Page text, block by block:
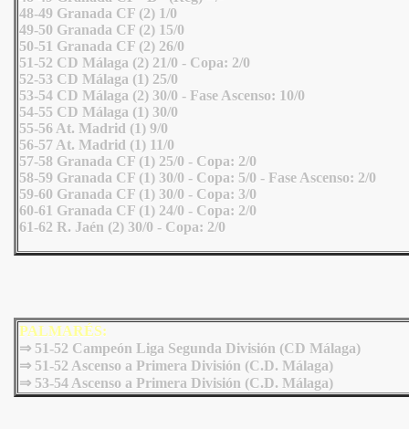
48-49 Granada CF (2) 1/0
49-50 Granada CF (2) 15/0
50-51 Granada CF (2) 26/0
51-52 CD Málaga (2) 21/0 - Copa: 2/0
52-53 CD Málaga (1) 25/0
53-54 CD Málaga (2) 30/0 - Fase Ascenso: 10/0
54-55 CD Málaga (1) 30/0
55-56 At. Madrid (1) 9/0
56-57 At. Madrid (1) 11/0
57-58 Granada CF (1) 25/0 - Copa: 2/0
58-59 Granada CF (1) 30/0 - Copa: 5/0 - Fase Ascenso: 2/0
59-60 Granada CF (1) 30/0 - Copa: 3/0
60-61 Granada CF (1) 24/0 - Copa: 2/0
61-62 R. Jaén (2) 30/0 - Copa: 2/0
PALMARÉS:
⇒ 51-52 Campeón Liga Segunda División (CD Málaga)
⇒ 51-52 Ascenso a Primera División (C.D. Málaga)
⇒ 53-54 Ascenso a Primera División (C.D. Málaga)